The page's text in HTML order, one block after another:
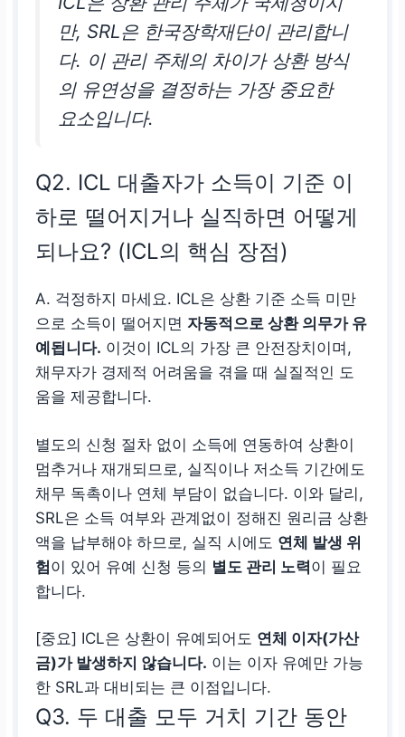
만, SRL은 한국장학재단이 관리합니
다. 이 관리 주체의 차이가 상환 방식
의 유연성을 결정하는 가장 중요한
요소입니다.
Q2. ICL 대출자가 소득이 기준 이
하로 떨어지거나 실직하면 어떻게
되나요? (ICL의 핵심 장점)
A. 걱정하지 마세요. ICL은 상환 기준 소득 미만
으로 소득이 떨어지면 자동적으로 상환 의무가 유
예됩니다. 이것이 ICL의 가장 큰 안전장치이며,
채무자가 경제적 어려움을 겪을 때 실질적인 도
움을 제공합니다.
별도의 신청 절차 없이 소득에 연동하여 상환이
멈추거나 재개되므로, 실직이나 저소득 기간에도
채무 독촉이나 연체 부담이 없습니다. 이와 달리,
SRL은 소득 여부와 관계없이 정해진 원리금 상환
액을 납부해야 하므로, 실직 시에도 연체 발생 위
험이 있어 유예 신청 등의 별도 관리 노력이 필요
합니다.
[중요] ICL은 상환이 유예되어도 연체 이자(가산
금)가 발생하지 않습니다. 이는 이자 유예만 가능
한 SRL과 대비되는 큰 이점입니다.
Q3. 두 대출 모두 거치 기간 동안